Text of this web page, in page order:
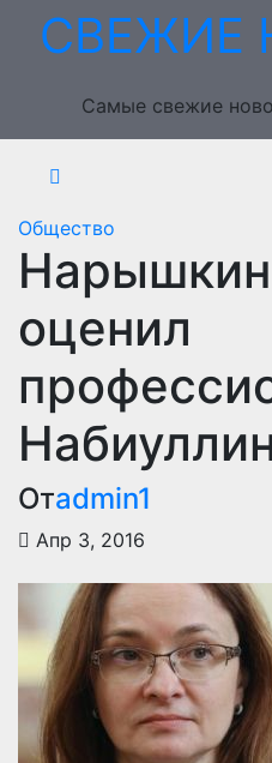
ПерейтиСВЕЖИЕ
Самые свежие
Общество
оценил
Отadmin1
Апр 3, 2016